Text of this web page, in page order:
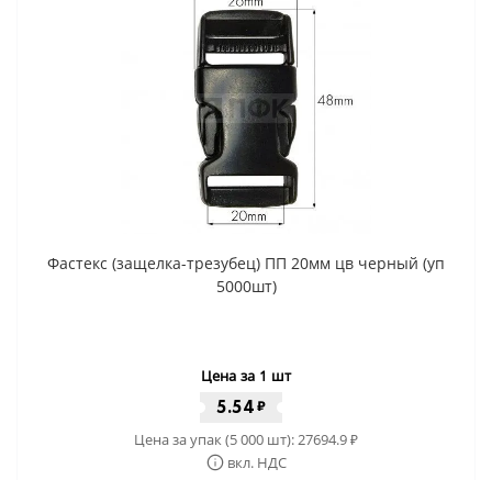
Фастекс (защелка-трезубец) ПП 20мм цв черный (уп
5000шт)
Цена за 1 шт
5.54 ₽
Цена за упак (5 000 шт):27694.9₽
вкл. НДС